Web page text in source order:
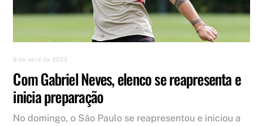
9 de abril de 2023
Com Gabriel Neves, elenco se reapresenta e
inicia preparação
No domingo, o São Paulo se reapresentou e iniciou a